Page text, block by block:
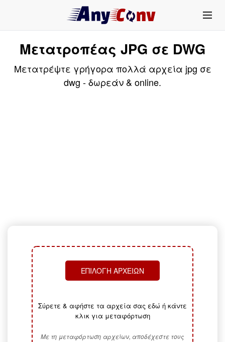
Μετατροπέας JPG σε DWG
Μετατρέψτε γρήγορα πολλά αρχεία jpg σε
dwg - δωρεάν & online.
ΕΠΙΛΟΓΉ ΑΡΧΕΊΩΝ
Σύρετε & αφήστε τα αρχεία σας εδώ ή κάντε
κλικ για μεταφόρτωση
Με τη μεταφόρτωση αρχείων, αποδέχεστε τους